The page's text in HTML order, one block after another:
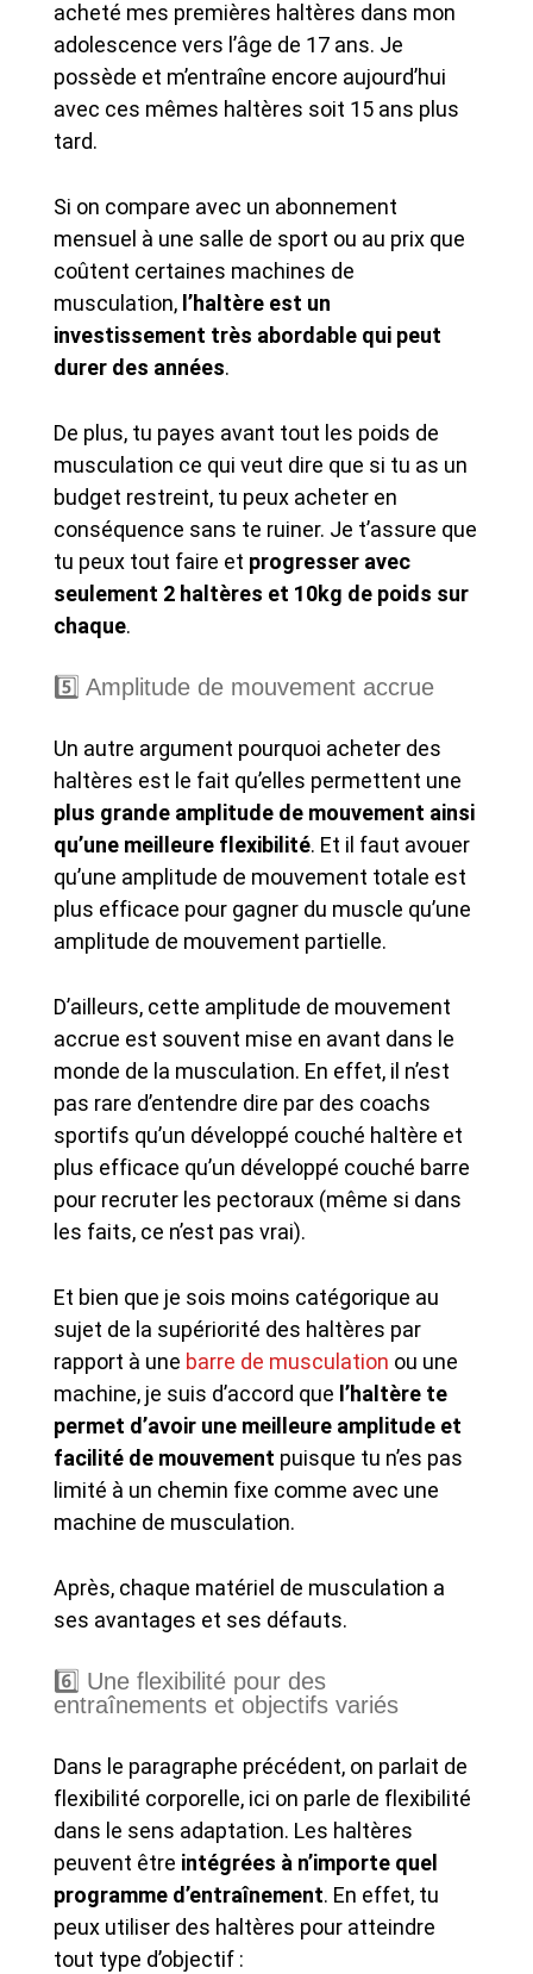
acheté mes premières haltères dans mon
adolescence vers l’âge de 17 ans. Je
possède et m’entraîne encore aujourd’hui
avec ces mêmes haltères soit 15 ans plus
tard.
Si on compare avec un abonnement
mensuel à une salle de sport ou au prix que
coûtent certaines machines de
musculation, l’haltère est un
investissement très abordable qui peut
durer des années.
De plus, tu payes avant tout les poids de
musculation ce qui veut dire que si tu as un
budget restreint, tu peux acheter en
conséquence sans te ruiner. Je t’assure que
tu peux tout faire et progresser avec
seulement 2 haltères et 10kg de poids sur
chaque.
5️⃣ Amplitude de mouvement accrue
Un autre argument pourquoi acheter des
haltères est le fait qu’elles permettent une
plus grande amplitude de mouvement ainsi
qu’une meilleure flexibilité. Et il faut avouer
qu’une amplitude de mouvement totale est
plus efficace pour gagner du muscle qu’une
amplitude de mouvement partielle.
D’ailleurs, cette amplitude de mouvement
accrue est souvent mise en avant dans le
monde de la musculation. En effet, il n’est
pas rare d’entendre dire par des coachs
sportifs qu’un développé couché haltère et
plus efficace qu’un développé couché barre
pour recruter les pectoraux (même si dans
les faits, ce n’est pas vrai).
Et bien que je sois moins catégorique au
sujet de la supériorité des haltères par
rapport à une barre de musculation ou une
machine, je suis d’accord que l’haltère te
permet d’avoir une meilleure amplitude et
facilité de mouvement puisque tu n’es pas
limité à un chemin fixe comme avec une
machine de musculation.
Après, chaque matériel de musculation a
ses avantages et ses défauts.
6️⃣ Une flexibilité pour des
entraînements et objectifs variés
Dans le paragraphe précédent, on parlait de
flexibilité corporelle, ici on parle de flexibilité
dans le sens adaptation. Les haltères
peuvent être intégrées à n’importe quel
programme d’entraînement. En effet, tu
peux utiliser des haltères pour atteindre
tout type d’objectif :